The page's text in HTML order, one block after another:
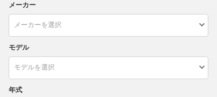
メーカー
モデル
年式